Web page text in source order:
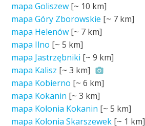
mapa Goliszew [~ 10 km]
mapa Góry Zborowskie [~ 7 km]
mapa Helenów [~ 7 km]
mapa Ilno [~5 km]
mapa Jastrzębniki [~9 km]
mapa Kalisz [~3 km]
mapa Kobierno [~6 km]
mapa Kokanin [~3 km]
mapa Kolonia Kokanin [~5 km]
mapa Kolonia Skarszewek [~ 1 km]